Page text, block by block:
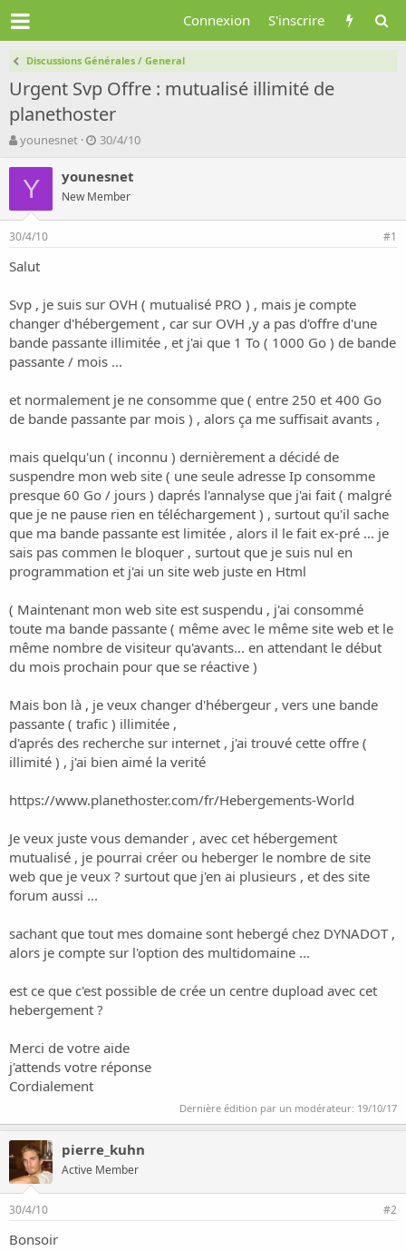
Connexion S'inscrire
Discussions Générales / General
Urgent Svp Offre : mutualisé illimité de
planethoster
A
t
e
r
d
l
d
i
c
u
s
i
younesnet
D
t
d
e
t
30/4/10
Y younesnet
New Member
30/4/10 #1
Salut
Svp , je suis sur OVH ( mutualisé PRO ) , mais je compte
changer d'hébergement , car sur OVH ,y a pas d'offre d'une
bande passante illimitée , et j'ai que 1 To ( 1000 Go ) de bande
passante / mois ...
et normalement je ne consomme que ( entre 250 et 400 Go
de bande passante par mois ) , alors ça me suffisait avants ,
mais quelqu'un ( inconnu ) dernièrement a décidé de
suspendre mon web site ( une seule adresse Ip consomme
presque 60 Go / jours ) daprés l'annalyse que j'ai fait ( malgré
que je ne pause rien en téléchargement ) , surtout qu'il sache
que ma bande passante est limitée , alors il le fait ex-pré ... je
sais pas commen le bloquer , surtout que je suis nul en
programmation et j'ai un site web juste en Html
( Maintenant mon web site est suspendu , j'ai consommé
toute ma bande passante ( même avec le même site web et le
même nombre de visiteur qu'avants... en attendant le début
du mois prochain pour que se réactive )
Mais bon là , je veux changer d'hébergeur , vers une bande
passante ( trafic ) illimitée ,
d'aprés des recherche sur internet , j'ai trouvé cette offre (
illimité ) , j'ai bien aimé la verité
https://www.planethoster.com/fr/Hebergements-World
Je veux juste vous demander , avec cet hébergement
mutualisé , je pourrai créer ou heberger le nombre de site
web que je veux ? surtout que j'en ai plusieurs , et des site
forum aussi ...
sachant que tout mes domaine sont hebergé chez DYNADOT ,
alors je compte sur l'option des multidomaine ...
est ce que c'est possible de crée un centre dupload avec cet
hebergement ?
Merci de votre aide
j'attends votre réponse
Cordialement
Dernière édition par un modérateur: 19/10/17
pierre_kuhn
Active Member
30/4/10 #2
Bonsoir